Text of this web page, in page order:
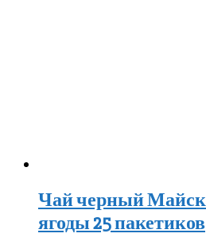
Чай черный
ягоды 25 пакетиков